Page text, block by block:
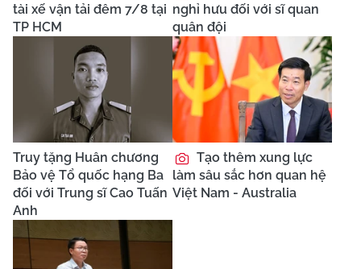
tài xế vận tải đêm 7/8 tại
TP HCM
nghỉ hưu đối với sĩ quan
quân đội
Truy tặng Huân chương
Bảo vệ Tổ quốc hạng Ba
đối với Trung sĩ Cao Tuấn
Anh
Tạo thêm xung lực
làm sâu sắc hơn quan hệ
Việt Nam - Australia